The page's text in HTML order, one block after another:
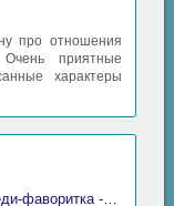
про отношения
приятные
характеры